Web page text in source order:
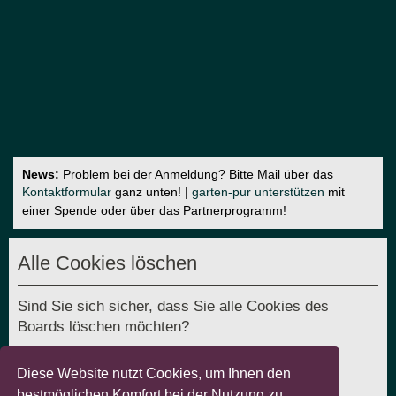
Diese Website nutzt Cookies, um Ihnen den
News: Problem bei der Anmeldung? Bitte Mail über das
Kontaktformular ganz unten! | garten-pur unterstützen mit
einer Spende oder über das Partnerprogramm!
Alle Cookies löschen
Sind Sie sich sicher, dass Sie alle Cookies des
Boards löschen möchten?